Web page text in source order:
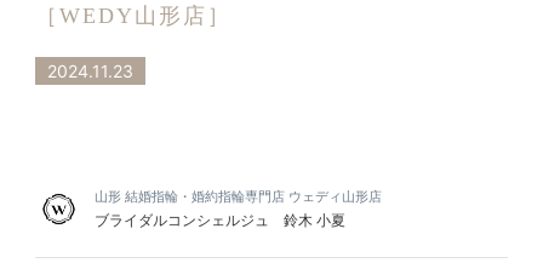
［WEDY山形店］
2024.11.23
山形 結婚指輪・婚約指輪専門店 ウェディ山形店
ブライダルコンシェルジュ 鈴木 小夏